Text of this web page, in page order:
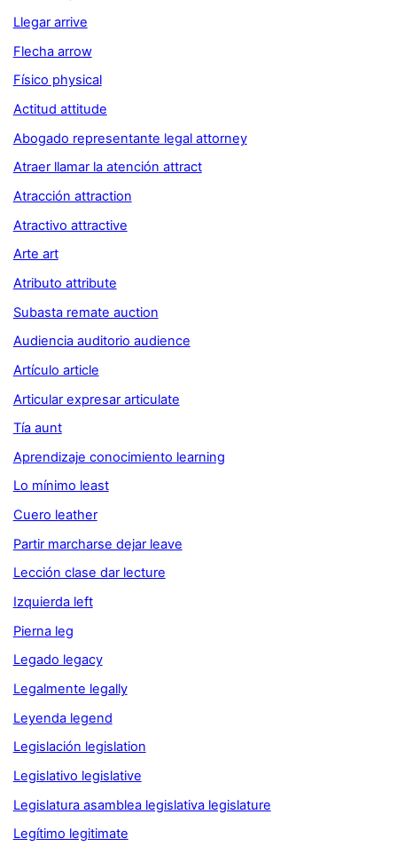
Llegar arrive
Flecha arrow
Físico physical
Actitud attitude
Abogado representante legal attorney
Atraer llamar la atención attract
Atracción attraction
Atractivo attractive
Arte art
Atributo attribute
Subasta remate auction
Audiencia auditorio audience
Artículo article
Articular expresar articulate
Tía aunt
Aprendizaje conocimiento learning
Lo mínimo least
Cuero leather
Partir marcharse dejar leave
Lección clase dar lecture
Izquierda left
Pierna leg
Legado legacy
Legalmente legally
Leyenda legend
Legislación legislation
Legislativo legislative
Legislatura asamblea legislativa legislature
Legítimo legitimate